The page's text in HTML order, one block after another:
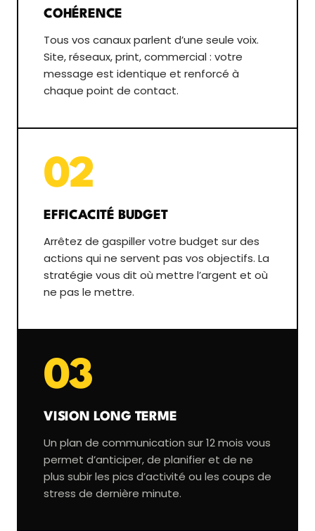
COHÉRENCE
Tous vos canaux parlent d’une seule voix.
Site, réseaux, print, commercial : votre
message est identique et renforcé à
chaque point de contact.
02
EFFICACITÉ BUDGET
Arrêtez de gaspiller votre budget sur des
actions qui ne servent pas vos objectifs. La
stratégie vous dit où mettre l’argent et où
ne pas le mettre.
03
VISION LONG TERME
Un plan de communication sur 12 mois vous
permet d’anticiper, de planifier et de ne
plus subir les pics d’activité ou les coups de
stress de dernière minute.